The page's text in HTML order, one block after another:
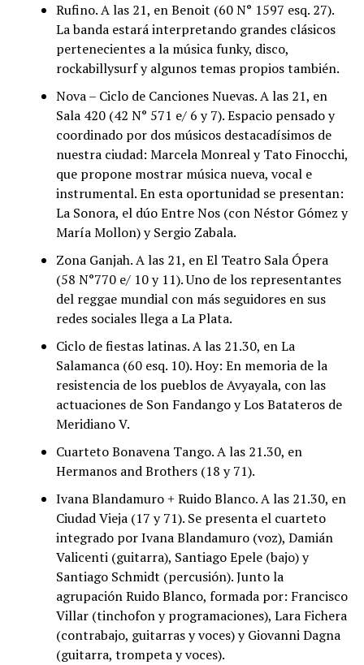
Rufino. A las 21, en Benoit (60 N° 1597 esq. 27).
La banda estará interpretando grandes clásicos
pertenecientes a la música funky, disco,
rockabillysurf y algunos temas propios también.
Nova – Ciclo de Canciones Nuevas. A las 21, en
Sala 420 (42 N° 571 e/ 6 y 7). Espacio pensado y
coordinado por dos músicos destacadísimos de
nuestra ciudad: Marcela Monreal y Tato Finocchi,
que propone mostrar música nueva, vocal e
instrumental. En esta oportunidad se presentan:
La Sonora, el dúo Entre Nos (con Néstor Gómez y
María Mollon) y Sergio Zabala.
Zona Ganjah. A las 21, en El Teatro Sala Ópera
(58 N°770 e/ 10 y 11). Uno de los representantes
del reggae mundial con más seguidores en sus
redes sociales llega a La Plata.
Ciclo de fiestas latinas. A las 21.30, en La
Salamanca (60 esq. 10). Hoy: En memoria de la
resistencia de los pueblos de Avyayala, con las
actuaciones de Son Fandango y Los Batateros de
Meridiano V.
Cuarteto Bonavena Tango. A las 21.30, en
Hermanos and Brothers (18 y 71).
Ivana Blandamuro + Ruido Blanco. A las 21.30, en
Ciudad Vieja (17 y 71). Se presenta el cuarteto
integrado por Ivana Blandamuro (voz), Damián
Valicenti (guitarra), Santiago Epele (bajo) y
Santiago Schmidt (percusión). Junto la
agrupación Ruido Blanco, formada por: Francisco
Villar (tinchofon y programaciones), Lara Fichera
(contrabajo, guitarras y voces) y Giovanni Dagna
(guitarra, trompeta y voces).